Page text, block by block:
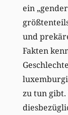
ein
und
Fakten
zu tun gibt.